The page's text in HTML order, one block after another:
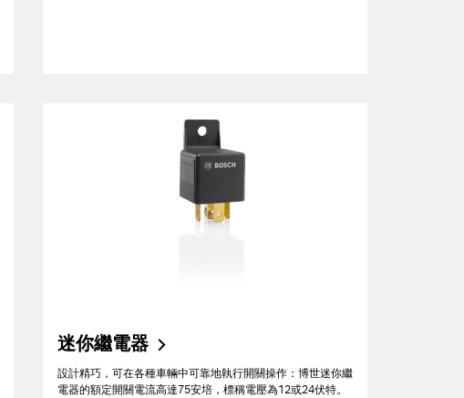
迷你繼電器
設計精巧，可在各種車輛中可靠地執行開關操作：博世迷你繼
電器的額定開關電流高達75安培，標稱電壓為12或24伏特。